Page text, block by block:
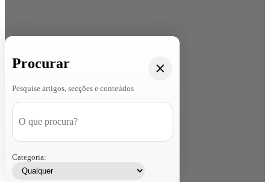
Procurar
Pesquise artigos, secções e conteúdos
Categoria: